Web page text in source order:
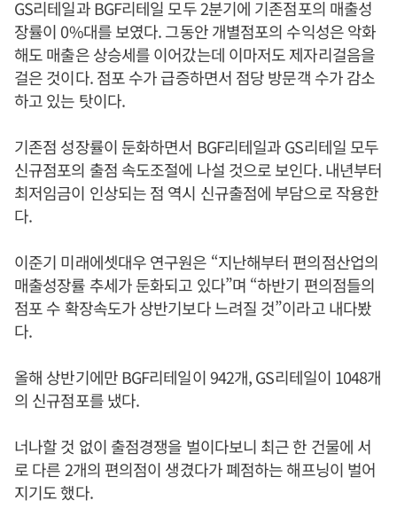
GS리테일과 BGF리테일 모두 2분기에 기존점포의 매출성
장률이 0%대를 보였다. 그동안 개별점포의 수익성은 악화
해도 매출은 상승세를 이어갔는데 이마저도 제자리걸음을
걸은 것이다. 점포 수가 급증하면서 점당 방문객 수가 감소
하고 있는 탓이다.
기존점 성장률이 둔화하면서 BGF리테일과 GS리테일 모두
신규점포의 출점 속도조절에 나설 것으로 보인다. 내년부터
최저임금이 인상되는 점 역시 신규출점에 부담으로 작용한
다.
이준기 미래에셋대우 연구원은 “지난해부터 편의점산업의
매출성장률 추세가 둔화되고 있다”며 “하반기 편의점들의
점포 수 확장속도가 상반기보다 느려질 것”이라고 내다봤
다.
올해 상반기에만 BGF리테일이 942개, GS리테일이 1048개
의 신규점포를 냈다.
너나할 것 없이 출점경쟁을 벌이다보니 최근 한 건물에 서
로 다른 2개의 편의점이 생겼다가 폐점하는 해프닝이 벌어
지기도 했다.